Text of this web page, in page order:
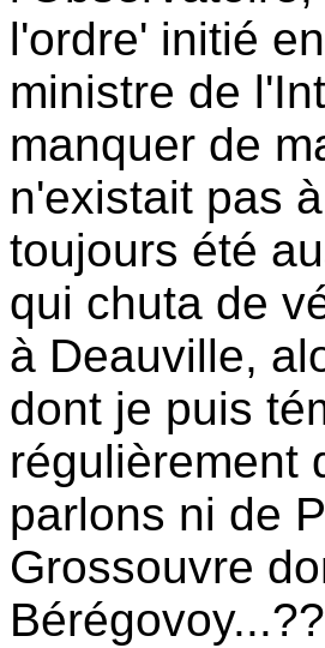
l'ordre' initié
ministre de
manquer de
n'existait pas
toujours été
qui chuta de
à Deauville,
dont je puis
régulièrement
parlons ni de
Grossouvre